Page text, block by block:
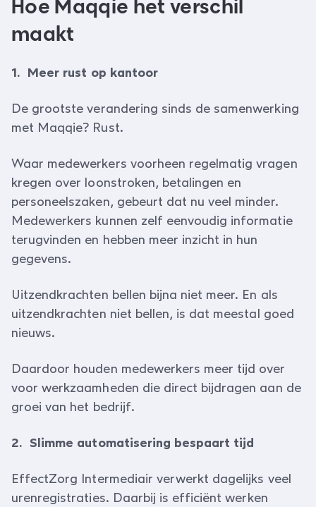
Hoe Maqqie het verschil
maakt
1. Meer rust op kantoor
De grootste verandering sinds de samenwerking
met Maqqie? Rust.
Waar medewerkers voorheen regelmatig vragen
kregen over loonstroken, betalingen en
personeelszaken, gebeurt dat nu veel minder.
Medewerkers kunnen zelf eenvoudig informatie
terugvinden en hebben meer inzicht in hun
gegevens.
Uitzendkrachten bellen bijna niet meer. En als
uitzendkrachten niet bellen, is dat meestal goed
nieuws.
Daardoor houden medewerkers meer tijd over
voor werkzaamheden die direct bijdragen aan de
groei van het bedrijf.
2. Slimme automatisering bespaart tijd
EffectZorg Intermediair verwerkt dagelijks veel
urenregistraties. Daarbij is efficiënt werken